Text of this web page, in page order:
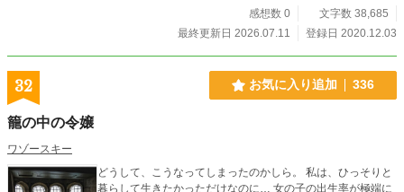
感想数 0
文字数 38,685
最終更新日 2026.07.11
登録日 2020.12.03
32 お気に入り追加 336
籠の中の令嬢
ワゾースキー
どうして、こうなってしまったのかしら。 私は、ひっそりと
暮らして生きたかっただけなのに… 女の子の出生率が極端に